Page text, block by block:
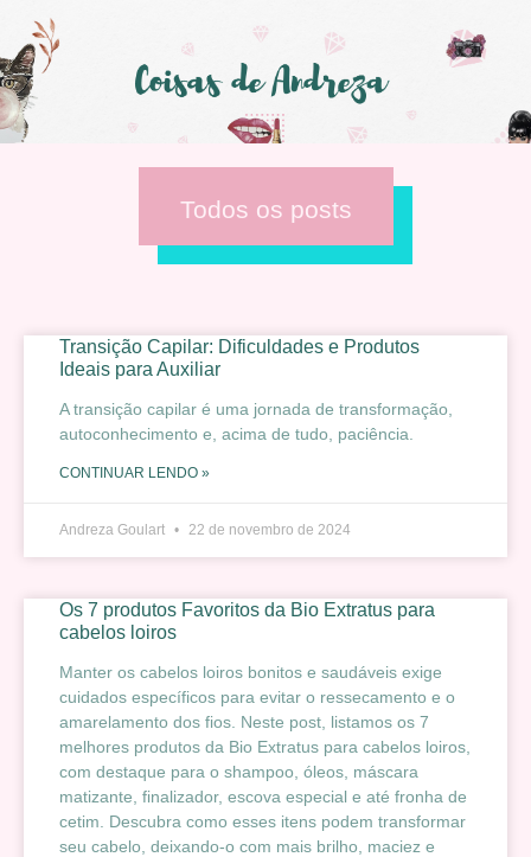
Todos os posts
Transição Capilar: Dificuldades e Produtos
Ideais para Auxiliar
A transição capilar é uma jornada de transformação,
autoconhecimento e, acima de tudo, paciência.
CONTINUAR LENDO »
Andreza Goulart 22 de novembro de 2024
Os 7 produtos Favoritos da Bio Extratus para
cabelos loiros
Manter os cabelos loiros bonitos e saudáveis exige
cuidados específicos para evitar o ressecamento e o
amarelamento dos fios. Neste post, listamos os 7
melhores produtos da Bio Extratus para cabelos loiros,
com destaque para o shampoo, óleos, máscara
matizante, finalizador, escova especial e até fronha de
cetim. Descubra como esses itens podem transformar
seu cabelo, deixando-o com mais brilho, maciez e